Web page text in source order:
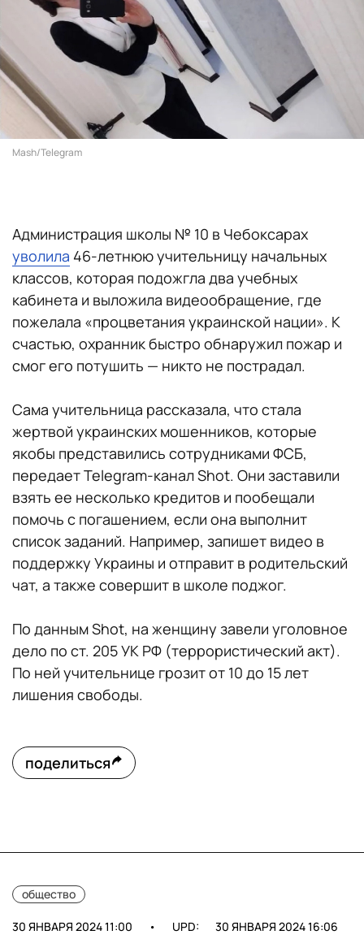
Mash/Telegram
Администрация школы № 10 в Чебоксарах
уволила 46-летнюю учительницу начальных
классов, которая подожгла два учебных
кабинета и выложила видеообращение, где
пожелала «процветания украинской нации». К
счастью, охранник быстро обнаружил пожар и
смог его потушить — никто не пострадал.
Сама учительница рассказала, что стала
жертвой украинских мошенников, которые
якобы представились сотрудниками ФСБ,
передает Telegram-канал Shot. Они заставили
взять ее несколько кредитов и пообещали
помочь с погашением, если она выполнит
список заданий. Например, запишет видео в
поддержку Украины и отправит в родительский
чат, а также совершит в школе поджог.
По данным Shot, на женщину завели уголовное
дело по ст. 205 УК РФ (террористический акт).
По ней учительнице грозит от 10 до 15 лет
лишения свободы.
поделиться
общество
30 ЯНВАРЯ 2024 11:00 • UPD: 30 ЯНВАРЯ 2024 16:06